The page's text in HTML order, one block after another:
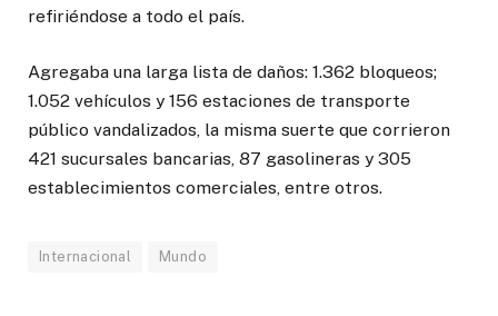
refiriéndose a todo el país.
Agregaba una larga lista de daños: 1.362 bloqueos;
1.052 vehículos y 156 estaciones de transporte
público vandalizados, la misma suerte que corrieron
421 sucursales bancarias, 87 gasolineras y 305
establecimientos comerciales, entre otros.
Internacional Mundo